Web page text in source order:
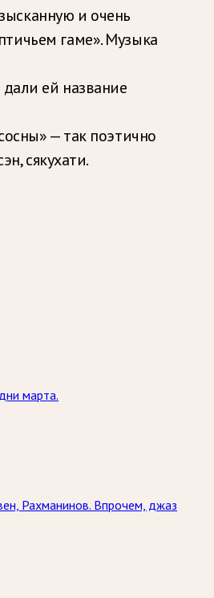
и очень
гаме». Музыка
ей название
— так поэтично
сякухати.
марта.
Рахманинов. Впрочем, джаз